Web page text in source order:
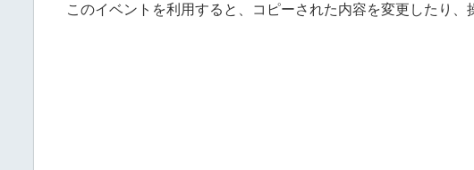
このイベントを利用すると、コピーされた内容を変更したり、